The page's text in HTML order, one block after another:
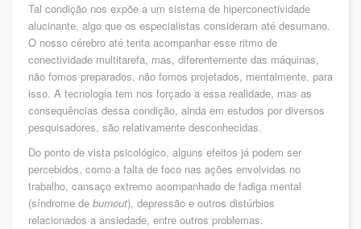
Tal condição nos expõe a um sistema de hiperconectividade
alucinante, algo que os especialistas consideram até desumano.
O nosso cérebro até tenta acompanhar esse ritmo de
conectividade multitarefa, mas, diferentemente das máquinas,
não fomos preparados, não fomos projetados, mentalmente, para
isso. A tecnologia tem nos forçado a essa realidade, mas as
consequências dessa condição, ainda em estudos por diversos
pesquisadores, são relativamente desconhecidas.
Do ponto de vista psicológico, alguns efeitos já podem ser
percebidos, como a falta de foco nas ações envolvidas no
trabalho, cansaço extremo acompanhado de fadiga mental
(síndrome de burnout), depressão e outros distúrbios
relacionados a ansiedade, entre outros problemas.